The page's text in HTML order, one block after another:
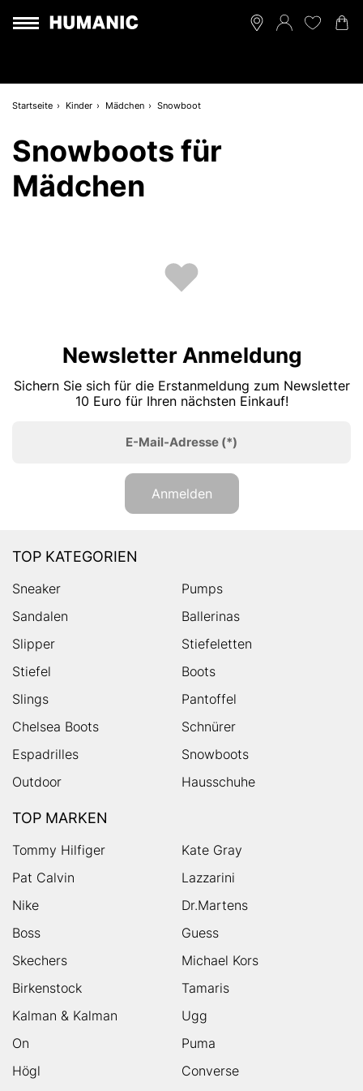
Startseite Kinder Mädchen Snowboot
Snowboots für
Mädchen
Newsletter Anmeldung
Sichern Sie sich für die Erstanmeldung zum Newsletter
10 Euro für Ihren nächsten Einkauf!
E-Mail-Adresse (*)
Anmelden
TOP KATEGORIEN
Sneaker
Pumps
Sandalen
Ballerinas
Slipper
Stiefeletten
Stiefel
Boots
Slings
Pantoffel
Chelsea Boots
Schnürer
Espadrilles
Snowboots
Outdoor
Hausschuhe
TOP MARKEN
Tommy Hilfiger
Kate Gray
Pat Calvin
Lazzarini
Nike
Dr.Martens
Boss
Guess
Skechers
Michael Kors
Birkenstock
Tamaris
Kalman & Kalman
Ugg
On
Puma
Högl
Converse